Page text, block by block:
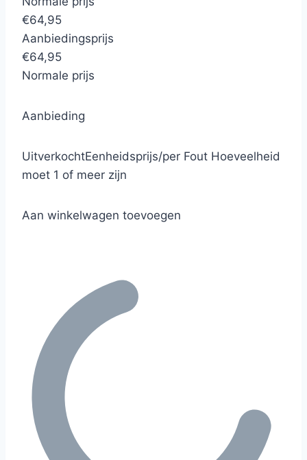
€64,95
Aanbiedingsprijs
€64,95
Normale prijs
Aanbieding
UitverkochtEenheidsprijs/per Fout Hoeveelheid
moet 1 of meer zijn
Aan winkelwagen toevoegen